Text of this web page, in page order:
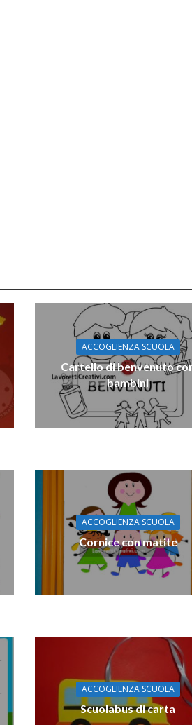
ACCOGLIENZA SCUOLA
Cartello di benvenuto
bambini
ACCOGLIENZA SCUOLA
Cornice con matite
ACCOGLIENZA SCUOLA
Scuolabus di carta